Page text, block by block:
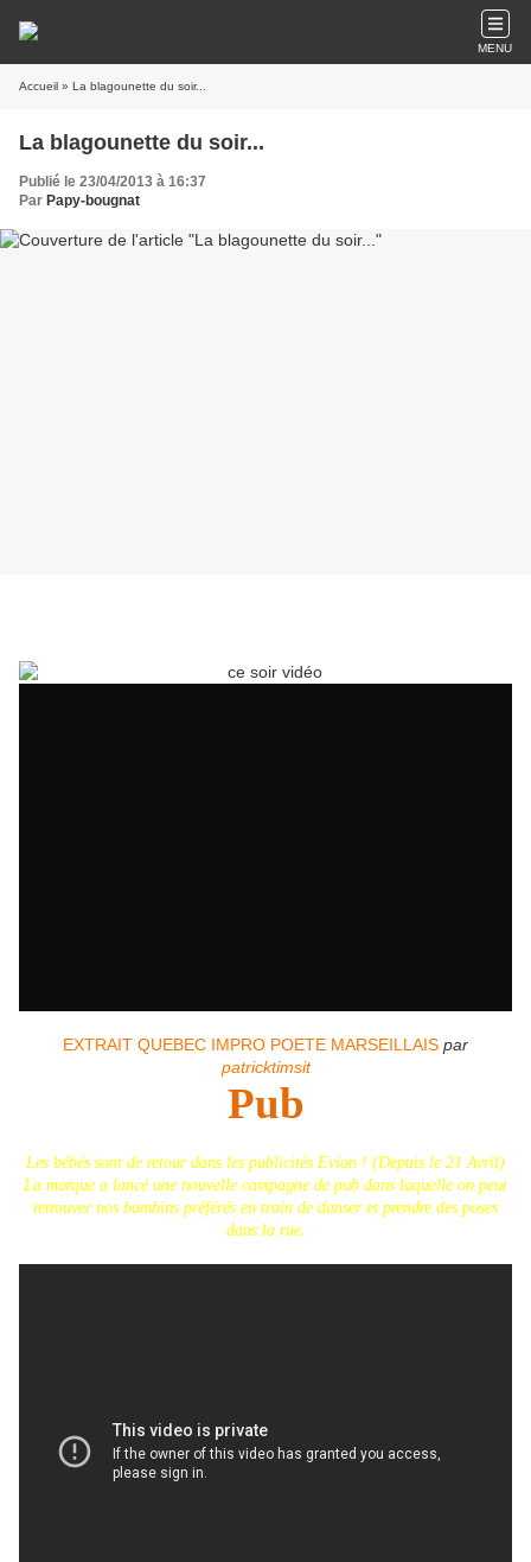
MENU
Accueil » La blagounette du soir...
La blagounette du soir...
Publié le 23/04/2013 à 16:37
Par Papy-bougnat
EXTRAIT QUEBEC IMPRO POETE MARSEILLAIS par
patricktimsit
Pub
Les bébés sont de retour dans les publicités Evian ! (Depuis le 21 Avril)
La marque a lancé une nouvelle campagne de pub dans laquelle on peut
retrouver nos bambins préférés en train de danser et prendre des poses
dans la rue.